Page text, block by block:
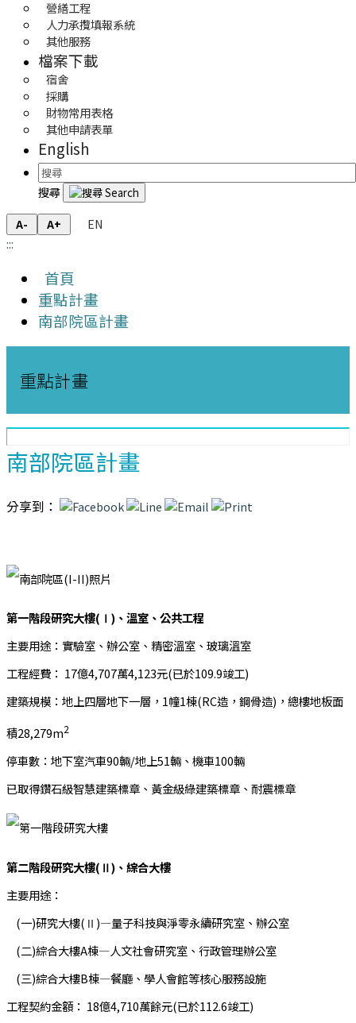
營繕工程
人力承攬填報系統
其他服務
檔案下載
宿舍
採購
財物常用表格
其他申請表單
English
搜尋
A- A+
EN
:::
首頁
重點計畫
南部院區計畫
重點計畫
南部院區計畫
分享到：
第一階段研究大樓(Ⅰ)、溫室、公共工程
主要用途：實驗室、辦公室、精密溫室、玻璃溫室
工程經費： 17億4,707萬4,123元(已於109.9竣工)
建築規模：地上四層地下一層，1幢1棟(RC造，鋼骨造)，總樓地板面
積28,279m2
停車數：地下室汽車90輛/地上51輛、機車100輛
已取得鑽石級智慧建築標章、黃金級綠建築標章、耐震標章
第二階段研究大樓(Ⅱ)、綜合大樓
主要用途：
(一)研究大樓(Ⅱ)—量子科技與淨零永續研究室、辦公室
(二)綜合大樓A棟—人文社會研究室、行政管理辦公室
(三)綜合大樓B棟—餐廳、學人會館等核心服務設施
工程契約金額： 18億4,710萬餘元(已於112.6竣工)